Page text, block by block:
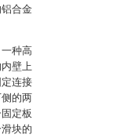
合金
种高
壁上
连接
的两
定板
块的